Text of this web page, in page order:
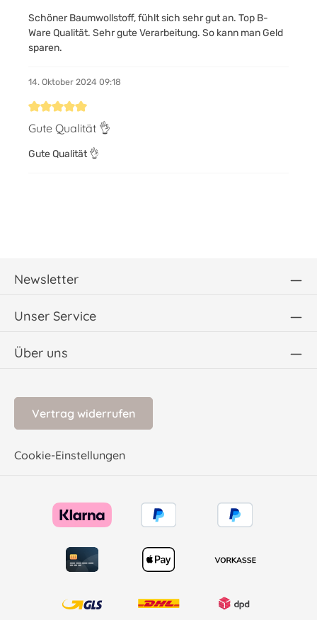
Schöner Baumwollstoff, fühlt sich sehr gut an. Top B-
Ware Qualität. Sehr gute Verarbeitung. So kann man Geld
sparen.
14. Oktober 2024 09:18
Bewertung mit 5 von 5 Sternen
Gute Qualität 👌
Gute Qualität 👌
Newsletter
Unser Service
Über uns
Vertrag widerrufen
Cookie-Einstellungen